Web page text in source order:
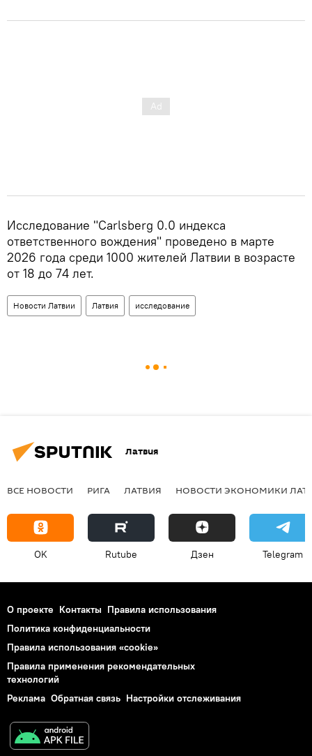
Исследование "Carlsberg 0.0 индекса
ответственного вождения" проведено в марте
2026 года среди 1000 жителей Латвии в возрасте
от 18 до 74 лет.
Новости Латвии Латвия исследование
Латвия
ВСЕ НОВОСТИ РИГА ЛАТВИЯ НОВОСТИ ЭКОНОМИКИ
OK Rutube Дзен Telegram
О проекте Контакты Правила использования
Политика конфиденциальности
Правила использования «cookie»
Правила применения рекомендательных
технологий
Реклама Обратная связь Настройки отслеживания